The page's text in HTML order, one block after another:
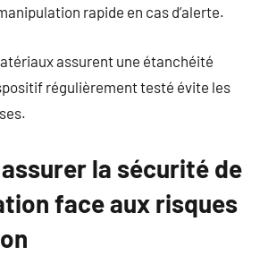
rapide en cas d’alerte.
assurent une étanchéité
régulièrement testé évite les
la sécurité de
face aux risques